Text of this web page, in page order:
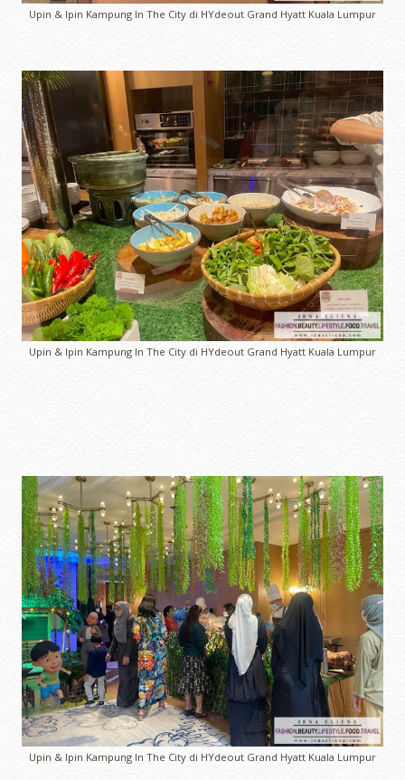
Upin & Ipin Kampung In The City di HYdeout Grand Hyatt Kuala Lumpur
Upin & Ipin Kampung In The City di HYdeout Grand Hyatt Kuala Lumpur
Upin & Ipin Kampung In The City di HYdeout Grand Hyatt Kuala Lumpur